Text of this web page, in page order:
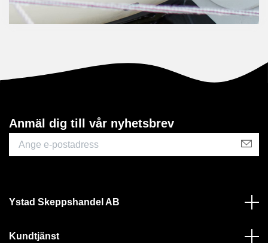
Anmäl dig till vår nyhetsbrev
Ystad Skeppshandel AB
Kundtjänst